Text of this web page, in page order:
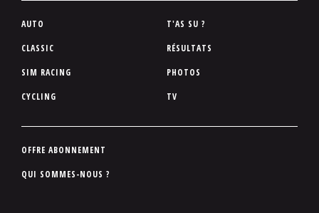
P
d
d
p
e
AUTO
CLASSIC
SIM RACING
CYCLING
T'AS SU ?
RÉSULTATS
PHOTOS
TV
P
OFFRE ABONNEMENT
QUI SOMMES-NOUS ?